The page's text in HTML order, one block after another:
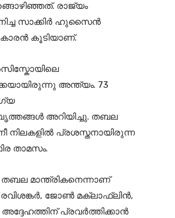
രാജ്യം
സാക്കിർ ഹുസൈൻ
കൂടിയാണ്.
അന്ത്യം. 73
അറിയിച്ചു. തബല
നിലകളില്‍ പ്രശസ്തനായിരുന്ന
താമസം.
മാന്ത്രികനെന്നാണ്
രവിശങ്കര്‍, ജോണ്‍ മക്ലാഫ്‌ലിന്‍,
പ്രവര്‍ത്തിക്കാന്‍